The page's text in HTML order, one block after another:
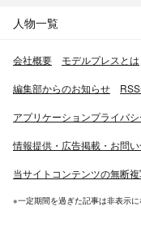
人物一覧
会社概要 モデルプレスとは
編集部からのお知らせ
アプリケーションプライバ
情報提供・広告掲載・お問
当サイトコンテンツの無断
※一定期間を過ぎた記事は非表示